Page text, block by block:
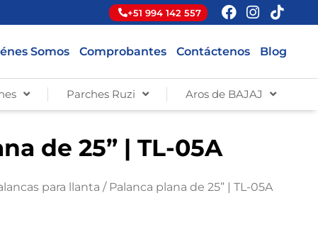
+51 994 142 557
Somos Comprobantes Contáctenos Blog
Parches Ruzi Aros de BAJAJ
de 25” | TL-05A
para llanta / Palanca plana de 25” | TL-05A